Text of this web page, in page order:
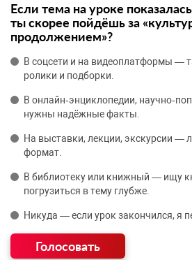
Если тема на уроке
ты скорее пойдёшь за
продолжением»?
В соцсети и на видеоплатформы —
ролики и подборки.
В онлайн‑энциклопедии,
нужны надёжные факты.
На выставки, лекции, экскурсии —
формат.
В библиотеку или книжный — ищу
погрузиться в тему глубже.
Никуда — если урок закончился, я